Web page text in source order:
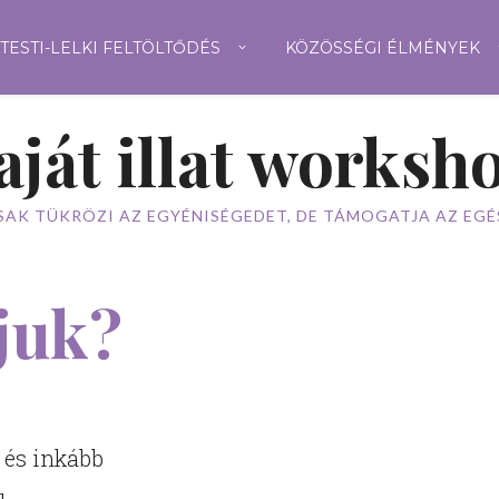
TESTI-LELKI FELTÖLTŐDÉS KÖZÖSSÉGI ÉLMÉNYEK
illat
TÜKRÖZI AZ EGYÉNISÉGEDET, DE TÁMOGATJA AZ
inkább